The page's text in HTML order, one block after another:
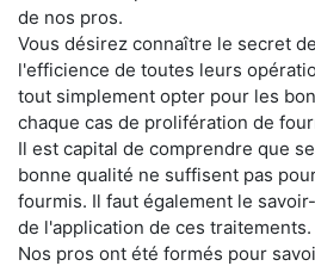
de nos pros.
Vous désirez connaître le secret
l'efficience de toutes leurs
tout simplement opter pour les
chaque cas de prolifération de
Il est capital de comprendre que
bonne qualité ne suffisent pas
fourmis. Il faut également le
de l'application de ces traitements.
Nos pros ont été formés pour